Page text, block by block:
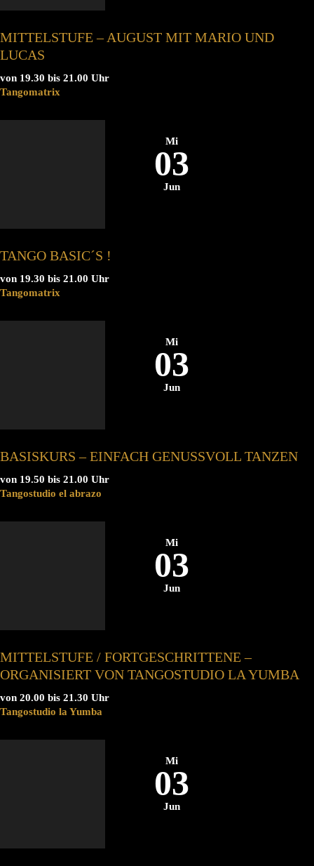
MITTELSTUFE – AUGUST MIT MARIO UND
LUCAS
von 19.30 bis 21.00 Uhr
Tangomatrix
Mi
03
Jun
TANGO BASIC´S !
von 19.30 bis 21.00 Uhr
Tangomatrix
Mi
03
Jun
BASISKURS – EINFACH GENUSSVOLL TANZEN
von 19.50 bis 21.00 Uhr
Tangostudio el abrazo
Mi
03
Jun
MITTELSTUFE / FORTGESCHRITTENE –
ORGANISIERT VON TANGOSTUDIO LA YUMBA
von 20.00 bis 21.30 Uhr
Tangostudio la Yumba
Mi
03
Jun